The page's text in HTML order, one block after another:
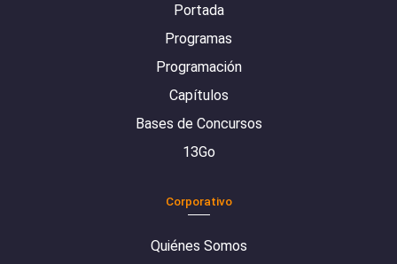
Portada
Programas
Programación
Capítulos
Bases de Concursos
13Go
Corporativo
Quiénes Somos